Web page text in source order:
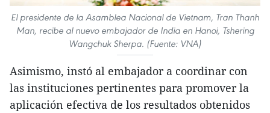
El presidente de la Asamblea Nacional de Vietnam, Tran Thanh
Man, recibe al nuevo embajador de India en Hanoi, Tshering
Wangchuk Sherpa. (Fuente: VNA)
Asimismo, instó al embajador a coordinar con
las instituciones pertinentes para promover la
aplicación efectiva de los resultados obtenidos